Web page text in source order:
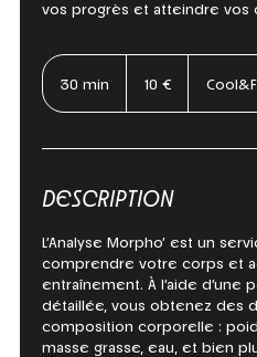
vos progrès et atteindre vos
30 min
i
10 €
DESCRIPTION
L’Analyse Morpho’ est un
comprendre votre corps et
entraînement. À l’aide d’une
détaillée, vous obtenez des
composition corporelle :
masse grasse, eau, et bien